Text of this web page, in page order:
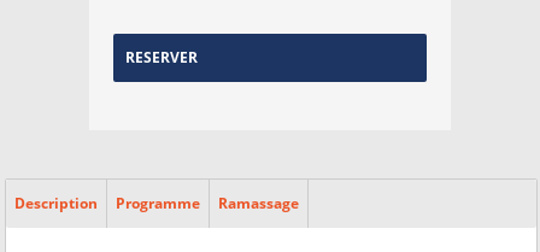
RESERVER
Description Programme Ramassage